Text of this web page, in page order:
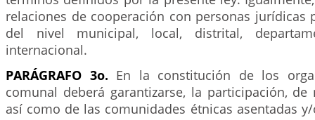
relaciones de cooperación con personas jurídicas
del nivel municipal, local, distrital,
internacional.
PARÁGRAFO 3o. En la constitución de los
comunal deberá garantizarse, la participación, de
así como de las comunidades étnicas asentadas